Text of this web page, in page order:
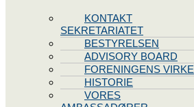
KONTAKT
SEKRETARIATET
BESTYRELSEN
ADVISORY BOARD
FORENINGENS VIRKE
HISTORIE
VORES